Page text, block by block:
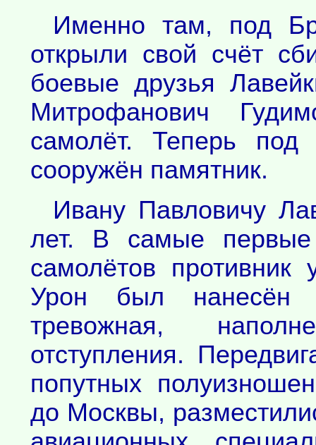
Именно там, под
открыли свой счёт
боевые друзья
Митрофанович
самолёт. Теперь
сооружён памятник.
Ивану Павловичу
лет. В самые
самолётов
Урон был нанесён
тревожная,
отступления.
попутных
до Москвы,